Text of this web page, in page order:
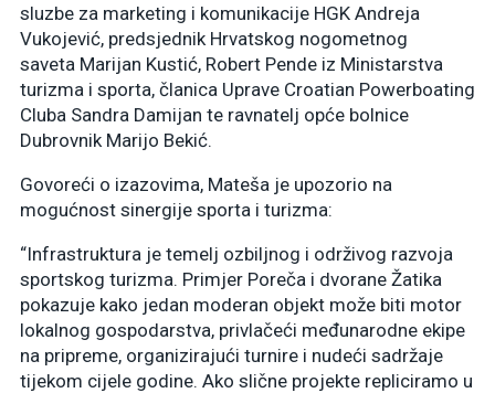
sluzbe za marketing i komunikacije HGK Andreja
Vukojević, predsjednik Hrvatskog nogometnog
saveta Marijan Kustić, Robert Pende iz Ministarstva
turizma i sporta, članica Uprave Croatian Powerboating
Cluba Sandra Damijan te ravnatelj opće bolnice
Dubrovnik Marijo Bekić.
Govoreći o izazovima, Mateša je upozorio na
mogućnost sinergije sporta i turizma:
“Infrastruktura je temelj ozbiljnog i održivog razvoja
sportskog turizma. Primjer Poreča i dvorane Žatika
pokazuje kako jedan moderan objekt može biti motor
lokalnog gospodarstva, privlačeći međunarodne ekipe
na pripreme, organizirajući turnire i nudeći sadržaje
tijekom cijele godine. Ako slične projekte repliciramo u